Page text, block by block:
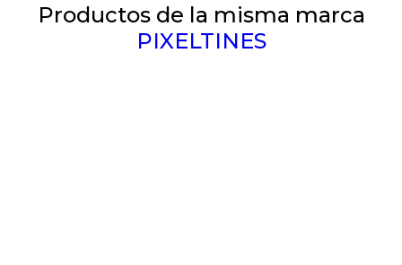
Productos de la misma marca
PIXELTINES